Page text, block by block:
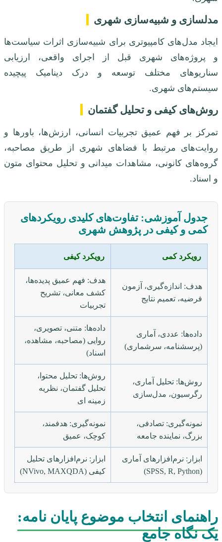
مدلسازی و شبیه‌سازی شهری
ایجاد مدل‌های کامپیوتری برای شبیه‌سازی اثرات سیاست‌ها
و پروژه‌های شهری قبل از اجرای واقعی، ارزیابی
سناریوهای مختلف توسعه و درک دینامیک پیچیده
سیستم‌های شهری.
روش‌های کیفی و تحلیل گفتمان
تمرکز بر فهم عمیق تجربیات انسانی، ارزش‌ها، باورها و
روایت‌های مرتبط با فضاهای شهری از طریق مصاحبه،
گروه‌های کانونی، مشاهدات میدانی و تحلیل محتوای متون
و اسناد.
جدول آموزشی: تفاوت‌های کلیدی رویکردهای
کمی و کیفی در پژوهش شهری
رویکرد کمی رویکرد کیفی
هدف: اندازه‌گیری، آزمون
فرضیه، تعمیم نتایج
هدف: فهم عمیق پدیده‌ها،
کشف معانی، تشریح
تجربیات
داده‌ها: عددی، آماری
(پرسشنامه، سرشماری)
داده‌ها: متنی، تصویری،
روایی (مصاحبه، مشاهده،
اسناد)
روش‌ها: تحلیل آماری،
رگرسیون، مدل‌سازی
روش‌ها: تحلیل محتوا،
تحلیل گفتمان، نظریه
زمینه ای
نمونه‌گیری: تصادفی،
بزرگ، نماینده جامعه
نمونه‌گیری: هدفمند،
کوچک، عمیق
ابزار: نرم‌افزارهای آماری
(SPSS, R, Python)
ابزار: نرم‌افزارهای تحلیل
کیفی (NVivo, MAXQDA)
راهنمای انتخاب موضوع پایان نامه:
یک نگاه جامع